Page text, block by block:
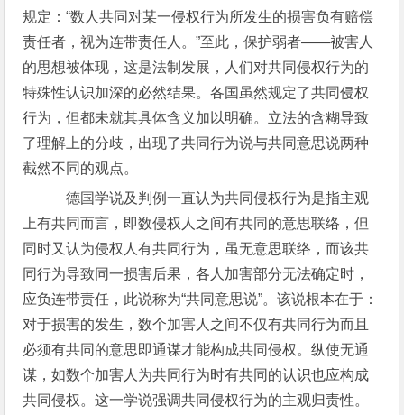
规定：“数人共同对某一侵权行为所发生的损害负有赔偿
责任者，视为连带责任人。”至此，保护弱者——被害人
的思想被体现，这是法制发展，人们对共同侵权行为的
特殊性认识加深的必然结果。各国虽然规定了共同侵权
行为，但都未就其具体含义加以明确。立法的含糊导致
了理解上的分歧，出现了共同行为说与共同意思说两种
截然不同的观点。
德国学说及判例一直认为共同侵权行为是指主观
上有共同而言，即数侵权人之间有共同的意思联络，但
同时又认为侵权人有共同行为，虽无意思联络，而该共
同行为导致同一损害后果，各人加害部分无法确定时，
应负连带责任，此说称为“共同意思说”。该说根本在于：
对于损害的发生，数个加害人之间不仅有共同行为而且
必须有共同的意思即通谋才能构成共同侵权。纵使无通
谋，如数个加害人为共同行为时有共同的认识也应构成
共同侵权。这一学说强调共同侵权行为的主观归责性。